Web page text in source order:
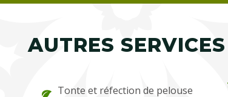
AUTRES SERVICES
Tonte et réfection de pelouse